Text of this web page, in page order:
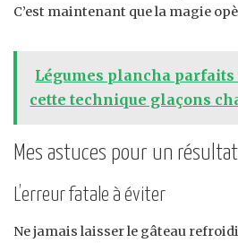
C’est maintenant que la magie
Légumes plancha parfaits
cette technique glaçons
Mes astuces pour un
L’erreur fatale à éviter
Ne jamais laisser le gâteau